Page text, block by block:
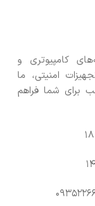
کامپیوتری و
امنیتی، ما
برای شما فراهم